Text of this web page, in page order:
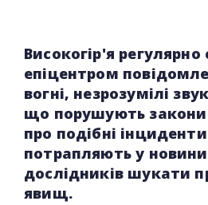
Високогір'я
епіцентром
вогні, незрозумілі
що порушують закони
про подібні
потрапляють у
дослідників шукати
явищ.